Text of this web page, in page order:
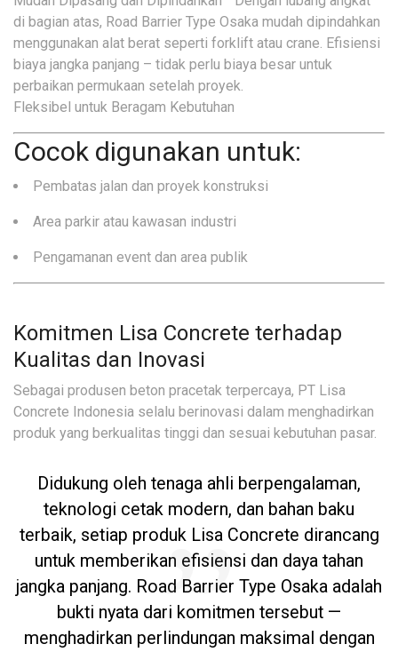
di bagian atas, Road Barrier Type Osaka mudah dipindahkan
menggunakan alat berat seperti forklift atau crane. Efisiensi
biaya jangka panjang – tidak perlu biaya besar untuk
perbaikan permukaan setelah proyek.
Fleksibel untuk Beragam Kebutuhan
Cocok digunakan untuk:
Pembatas jalan dan proyek konstruksi
Area parkir atau kawasan industri
Pengamanan event dan area publik
Komitmen Lisa Concrete terhadap
Kualitas dan Inovasi
Sebagai produsen beton pracetak terpercaya, PT Lisa
Concrete Indonesia selalu berinovasi dalam menghadirkan
produk yang berkualitas tinggi dan sesuai kebutuhan pasar.
Didukung oleh tenaga ahli berpengalaman,
teknologi cetak modern, dan bahan baku
terbaik, setiap produk Lisa Concrete dirancang
untuk memberikan efisiensi dan daya tahan
jangka panjang. Road Barrier Type Osaka adalah
bukti nyata dari komitmen tersebut —
menghadirkan perlindungan maksimal dengan